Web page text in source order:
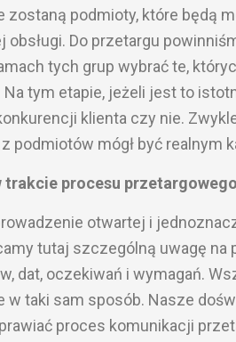
zostaną podmioty, które będą
obsługi. Do przetargu
tych grup wybrać te,
tym etapie, jeżeli jest to
klienta czy nie.
podmiotów mógł być realnym
trakcie procesu przetargowego
otwartej i
tutaj szczególną uwagę
dat, oczekiwań i wymagań.
w taki sam sposób. Nasze
proces komunikacji